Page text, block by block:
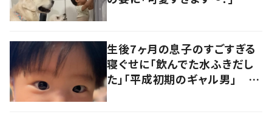
生後7ヶ月の息子のすごすぎる
寝ぐせに「飲んでた水ふきだし
た」「平成初期のギャル男」 実